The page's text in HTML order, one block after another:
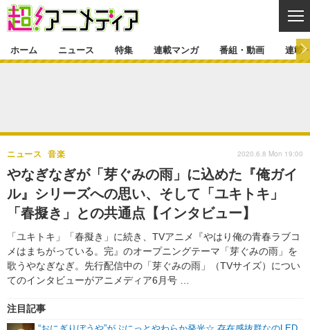
ゲーム・アプリ マンガ
グッズ イベント
声優 コスプレ
舞台 新帝スタ
特集一覧 カバー
ラキりす
連載マンガ
連載マンガ一覧 連載一覧
番組・動画
番組・動画一覧 ラジオ
動画
連載・ブログ
連載・ブログ一覧 コラム
編集部ブログ・お知らせ
ホーム ニュース 特集 連載マンガ 番組・動画 連載
やなぎなぎが「芽ぐみの雨」に込めた『俺ガイ
ル』シリーズへの思い、そして「ユキトキ」
「春擬き」との共通点【インタビュー】
「ユキトキ」「春擬き」に続き、TVアニメ『やはり俺の青春ラブコ
メはまちがっている。完』のオープニングテーマ「芽ぐみの雨」を
歌うやなぎなぎ。先行配信中の「芽ぐみの雨」（TVサイズ）につい
てのインタビューがアニメディア6月号 …
ニュース 音楽
注目記事
2020.6.8 Mon 19:00